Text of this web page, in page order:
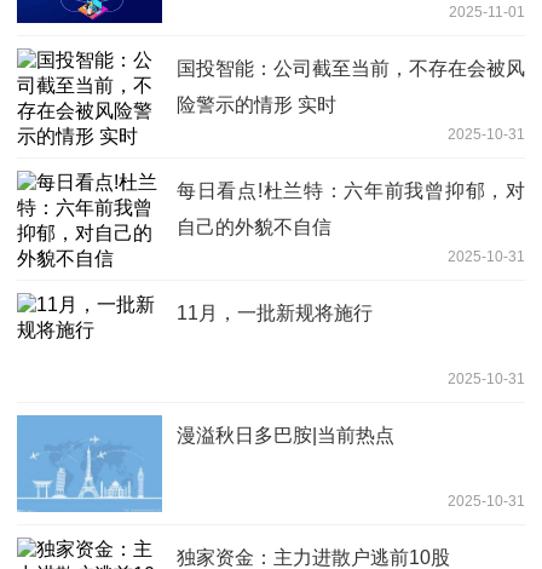
2025-11-01
国投智能：公司截至当前，不存在会被风
险警示的情形 实时
2025-10-31
每日看点!杜兰特：六年前我曾抑郁，对
自己的外貌不自信
2025-10-31
11月，一批新规将施行
2025-10-31
漫溢秋日多巴胺|当前热点
2025-10-31
独家资金：主力进散户逃前10股